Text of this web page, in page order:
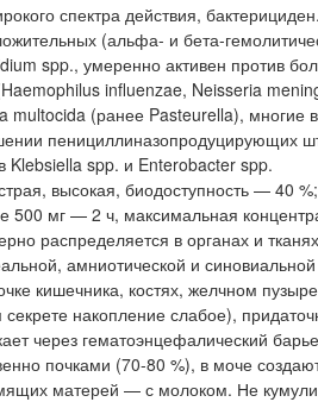
спектра действия,
(альфа- и бета-
spp., умеренно активен против
influenzae, Neisseria
(ранее Pasteurella), многие
пенициллиназопродуцирующих
spp. и Enterobacter spp.
высокая, биодоступность — 40
500 мг — 2 ч, максимальная
распределяется в органах и
амниотической и
кишечника, костях, желчном
накопление слабое),
через гематоэнцефалический
почками (70-80 %), в моче
матерей — с молоком. Не